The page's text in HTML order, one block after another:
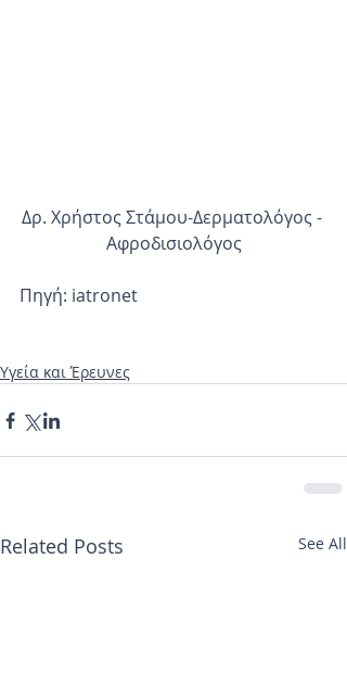
Δρ. Χρήστος Στάμου-Δερματολόγος -
Αφροδισιολόγος
Πηγή: iatronet
Υγεία και Έρευνες
Related Posts See All